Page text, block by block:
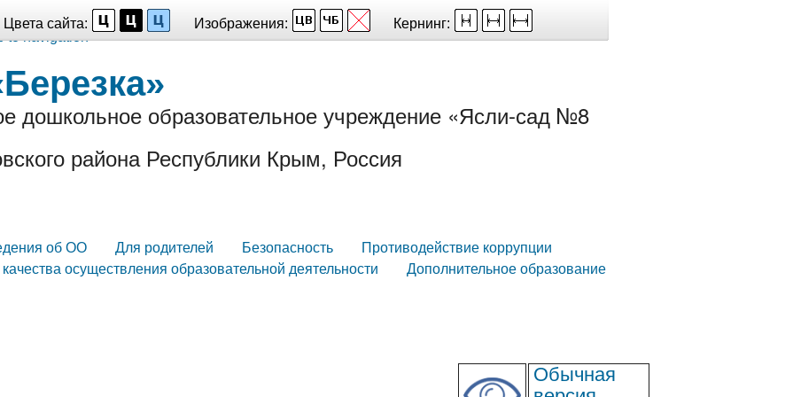
Цвета сайта: Изображения:
Кернинг:
to navigation
дошкольное образовательное учреждение «Ясли-сад №8
района Республики Крым, Россия
об ОО Для родителей Безопасность
Противодействие коррупции
осуществления образовательной деятельности Дополнительное образование
Обычная